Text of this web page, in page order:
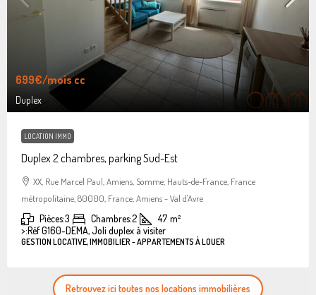
699€/mois cc
Duplex
LOCATION IMMO
Duplex 2 chambres, parking Sud-Est
XX, Rue Marcel Paul, Amiens, Somme, Hauts-de-France, France
métropolitaine, 80000, France, Amiens - Val d'Avre
Pièces:3 Chambres:2 47 m²
>:Réf G160-DEMA, Joli duplex à visiter
GESTION LOCATIVE, IMMOBILIER - APPARTEMENTS À LOUER
Retrouvez ici toutes nos locations immobilières